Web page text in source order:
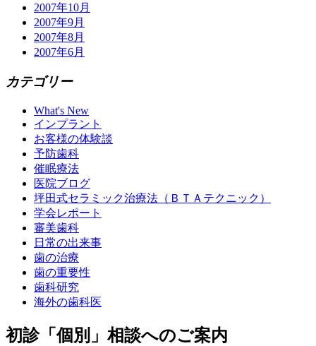
2007年10月
2007年9月
2007年8月
2007年6月
カテゴリー
What's New
インプラント
お客様の体験談
予防歯科
催眠療法
医院ブログ
坪田式セラミック治療法（ＢＴＡテクニック）
学会レポート
審美歯科
日常の出来事
歯の治療
歯の重要性
歯科研究
海外の歯科医
初診「個別」相談へのご案内